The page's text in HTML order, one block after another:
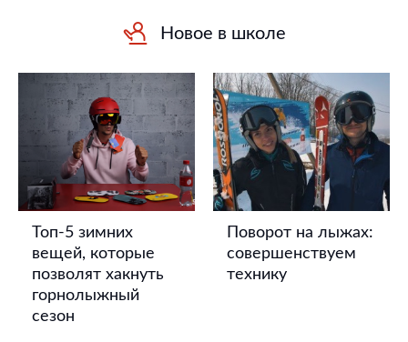
Новое в школе
Топ-5 зимних
вещей, которые
позволят хакнуть
горнолыжный
сезон
Поворот на лыжах:
совершенствуем
технику